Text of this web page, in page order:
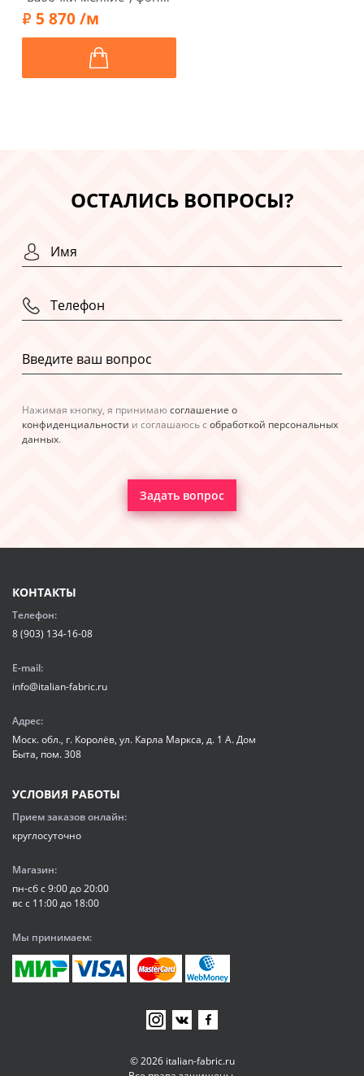
белый, 16331-1
5 870 /м
ОСТАЛИСЬ ВОПРОСЫ?
Нажимая кнопку, я принимаюсоглашение о
конфиденциальности и соглашаюсь с обработкой персональных
данных.
Задать вопрос
© 2026 italian-fabric.ru
КОНТАКТЫ
Телефон:
8 (903) 134-16-08
E-mail:
info@italian-fabric.ru
Адрес:
Моск. обл., г. Королёв, ул. Карла Маркса, д. 1 А. Дом
Быта, пом. 308
УСЛОВИЯ РАБОТЫ
Прием заказов онлайн:
круглосуточно
Магазин:
пн-сб с 9:00 до 20:00
вс с 11:00 до 18:00
Мы принимаем: